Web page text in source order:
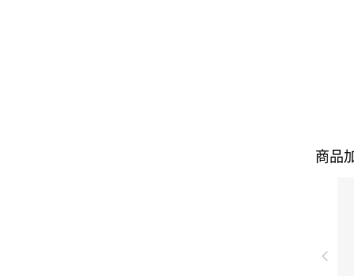
商品